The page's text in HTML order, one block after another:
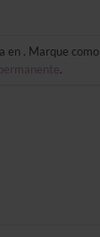
en . Marque
.